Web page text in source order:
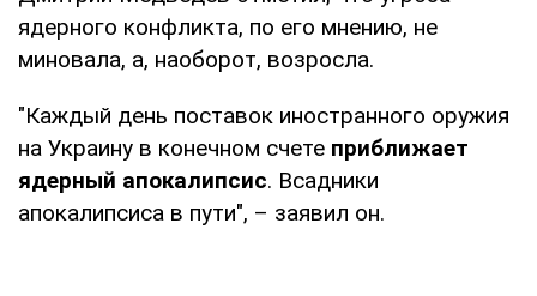
ядерного конфликта, по его мнению, не
миновала, а, наоборот, возросла.
"Каждый день поставок иностранного оружия
на Украину в конечном счете приближает
ядерный апокалипсис. Всадники
апокалипсиса в пути", – заявил он.